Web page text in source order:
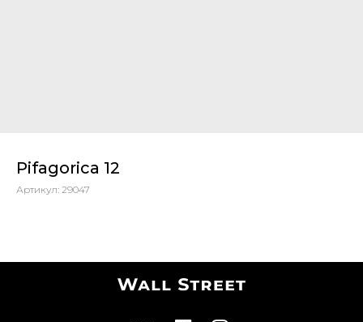
Pifagorica 12
Артикул: 29047